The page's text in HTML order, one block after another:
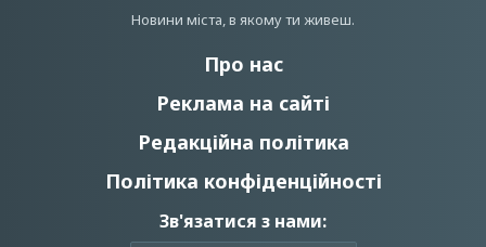
Новини мiста, в якому ти живеш.
Про нас
Реклама на сайті
Редакційна політика
Політика конфіденційності
Зв'язатися з нами: